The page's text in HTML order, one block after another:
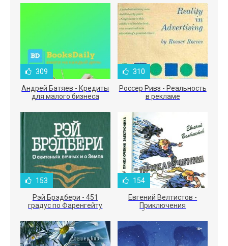
309
Андрей Батяев - Кредиты
для малого бизнеса
310
Россер Ривз - Реальность
в рекламе
153
Рэй Брэдбери - 451
градус по Фаренгейту
154
Евгений Велтистов -
Приключения
Электроника